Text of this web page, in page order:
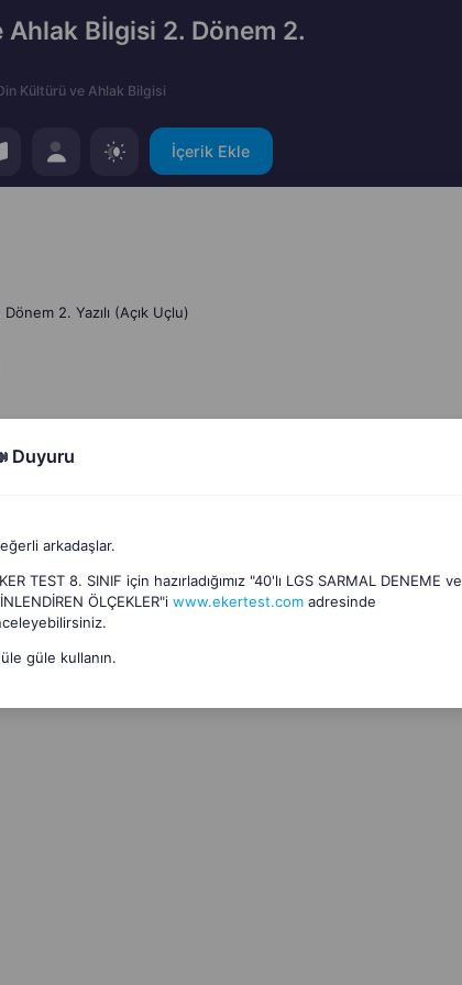
Ahlak Bİlgisi 2. Dönem 2.
Kültürü ve Ahlak Bilgisi
İçerik Ekle
2. Yazılı (Açık Uçlu)
Hata Bildir
Duyuru
arkadaşlar.
TEST 8. SINIF için hazırladığımız "40'lı LGS SARMAL DENEME ve
ÖLÇEKLER"i www.ekertest.comadresinde
güle kullanın.